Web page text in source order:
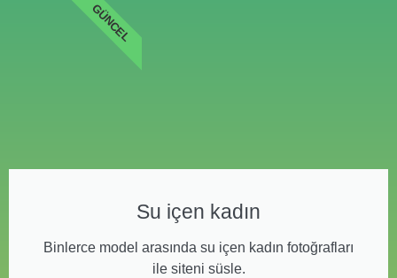
Su içen kadın
Binlerce model arasında su içen kadın fotoğrafları
ile siteni süsle.
GÜNCEL